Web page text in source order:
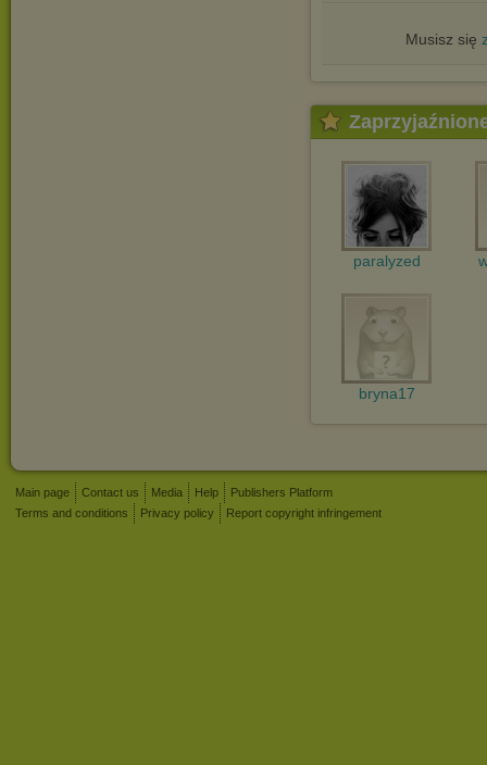
Musisz się
paralyzed
bryna17
Main page Contact us Media Help
Publishers Platform
Terms and conditions
Privacy policy Report copyright infringement